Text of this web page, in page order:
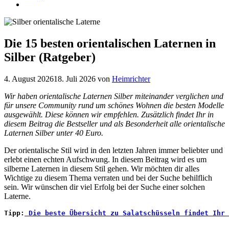
Die 15 besten orientalischen Laternen in
Silber (Ratgeber)
4. August 202618. Juli 2026 von Heimrichter
Wir haben orientalische Laternen Silber miteinander verglichen und
für unsere Community rund um schönes Wohnen die besten Modelle
ausgewählt. Diese können wir empfehlen. Zusätzlich findet Ihr in
diesem Beitrag die Bestseller und als Besonderheit alle orientalische
Laternen Silberunter 40 Euro.
Der orientalische Stil wird in den letzten Jahren immer beliebter und
erlebt einen echten Aufschwung. In diesem Beitrag wird es um
silberne Laternen in diesem Stil gehen. Wir möchten dir alles
Wichtige zu diesem Thema verraten und bei der Suche behilflich
sein. Wir wünschen dir viel Erfolg bei der Suche einer solchen
Laterne.
Tipp: Die beste Übersicht zu Salatschüsseln findet Ihr